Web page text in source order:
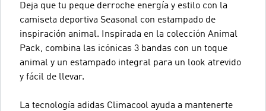
Deja que tu peque derroche energía y estilo con la
camiseta deportiva Seasonal con estampado de
inspiración animal. Inspirada en la colección Animal
Pack, combina las icónicas 3 bandas con un toque
animal y un estampado integral para un look atrevido
y fácil de llevar.
La tecnología adidas Climacool ayuda a mantenerte